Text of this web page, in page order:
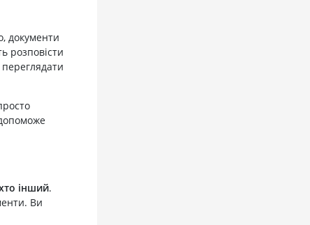
документи
розповісти
інший.
Ви